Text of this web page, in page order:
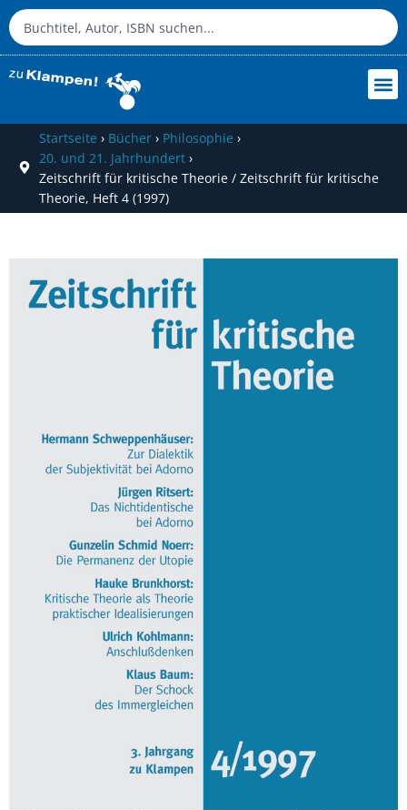
Startseite › Bücher› Philosophie ›
20. und 21. Jahrhundert›
Zeitschrift für kritische Theorie / Zeitschrift für kritische
Theorie, Heft 4 (1997)